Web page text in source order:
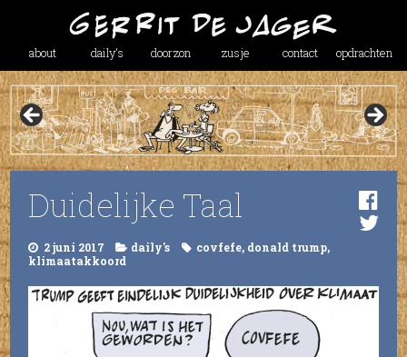
about daily’s doorzon zusje contact opdrachten
Duidelijke Taal
2 juni 2017 daily's covfefe, donald trump,
klimaatakkoord